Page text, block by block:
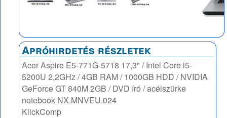
Apróhirdetés részletek
Acer Aspire E5-771G-5718 17,3" / Intel Core i5-
5200U 2,2GHz / 4GB RAM / 1000GB HDD / NVIDIA
GeForce GT 840M 2GB / DVD író / acélszürke
notebook NX.MNVEU.024
KlickComp